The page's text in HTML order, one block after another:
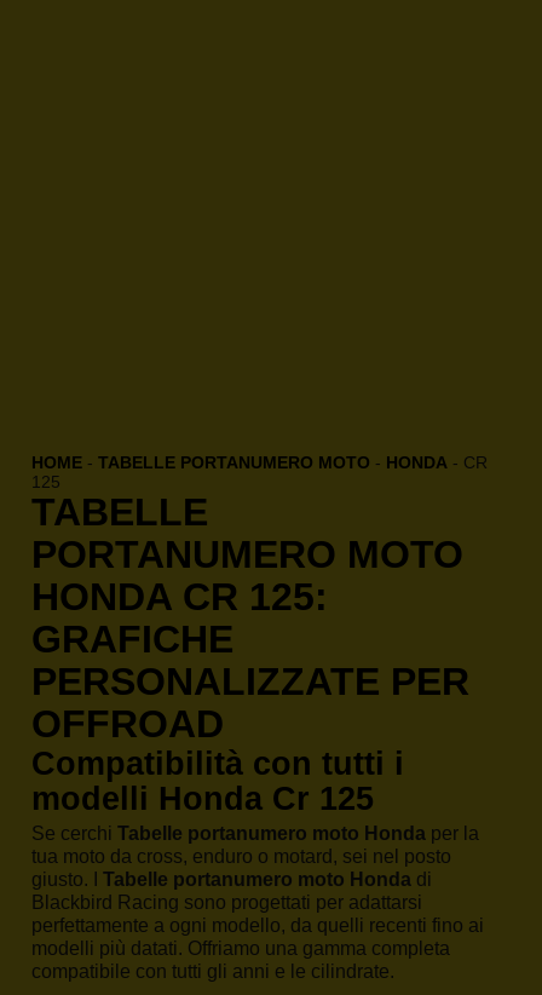
HOME -TABELLE PORTANUMERO MOTO - HONDA - CR
125
TABELLE
PORTANUMERO MOTO
HONDA CR 125:
GRAFICHE
PERSONALIZZATE PER
OFFROAD
Compatibilità con tutti i
modelli Honda Cr 125
Se cerchiTabelle portanumero moto Honda per la
tua moto da cross, enduro o motard, sei nel posto
giusto. ITabelle portanumero moto Honda di
Blackbird Racing sono progettati per adattarsi
perfettamente a ogni modello, da quelli recenti fino ai
modelli più datati. Offriamo una gamma completa
compatibile con tutti gli anni e le cilindrate.